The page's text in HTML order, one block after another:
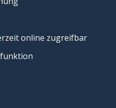
online zugreifbar